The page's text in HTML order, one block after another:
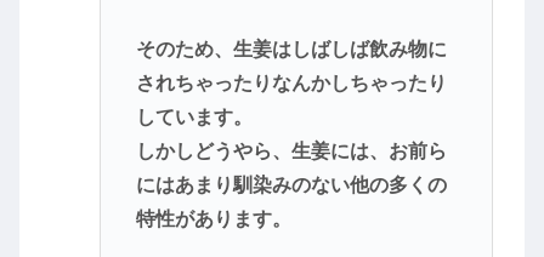
そのため、生姜はしばしば飲み物に
されちゃったりなんかしちゃったり
しています。
しかしどうやら、生姜には、お前ら
にはあまり馴染みのない他の多くの
特性があります。